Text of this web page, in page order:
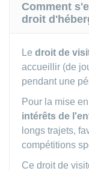
Comment
droit
Le droit de
accueillir (de
pendant une
Pour la mise
intérêts de
longs trajets,
compétitions
Ce droit de